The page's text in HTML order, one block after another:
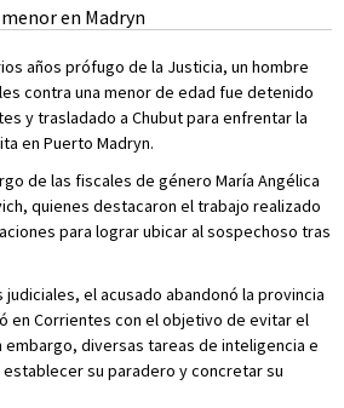
años prófugo de la Justicia, un hombre
contra una menor de edad fue detenido
y trasladado a Chubut para enfrentar la
en Puerto Madryn.
de las fiscales de género María Angélica
quienes destacaron el trabajo realizado
para lograr ubicar al sospechoso tras
el acusado abandonó la provincia
en Corrientes con el objetivo de evitar el
embargo, diversas tareas de inteligencia e
su paradero y concretar su